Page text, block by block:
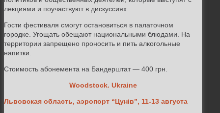
лекциями и поучаствуют в дискуссиях.
Гости фестиваля смогут остановиться в палаточном
городке. Угощать обещают национальными блюдами. На
территории запрещено проносить и пить алкогольные
напитки.
Стоимость абонемента на Бандерштат— 400 грн.
Woodstock. Ukraine
Львовская область, аэропорт “Цунiв”, 11-13 августа